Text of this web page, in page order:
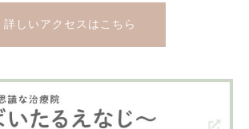
詳しいアクセスはこちら